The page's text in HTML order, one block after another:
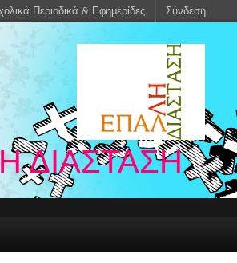
ΔΙΑΣΤΑΣΗ
Περιοδικά & Εφημερίδες Σύνδεση